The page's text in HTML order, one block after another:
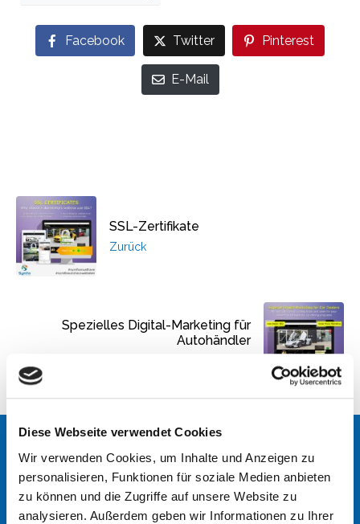
Diese Webseite verwendet Cookies
Wir verwenden Cookies, um Inhalte und Anzeigen zu
personalisieren, Funktionen für soziale Medien anbieten
zu können und die Zugriffe auf unsere Website zu
analysieren. Außerdem geben wir Informationen zu Ihrer
Facebook Twitter Pinterest
E-Mail
SSL-Zertifikate
Zurück
Spezielles Digital-Marketing für
Autohändler
NAHTLOSE INTEGRATION
Unser Team steht Ihnen zur Verfügung. Hinterlassen Sie